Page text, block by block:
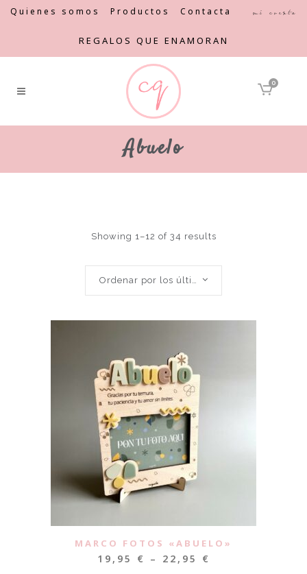
Quienes somos Productos Contacta Mi cuenta
REGALOS QUE ENAMORAN
0
Abuelo
Showing 1–12 of 34 results
Ordenar por los últimos
MARCO FOTOS «ABUELO»
19,95 € – 22,95 €